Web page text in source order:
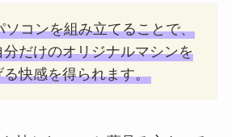
ソコンを組み立てることで、
分だけのオリジナルマシンを
る快感を得られます。